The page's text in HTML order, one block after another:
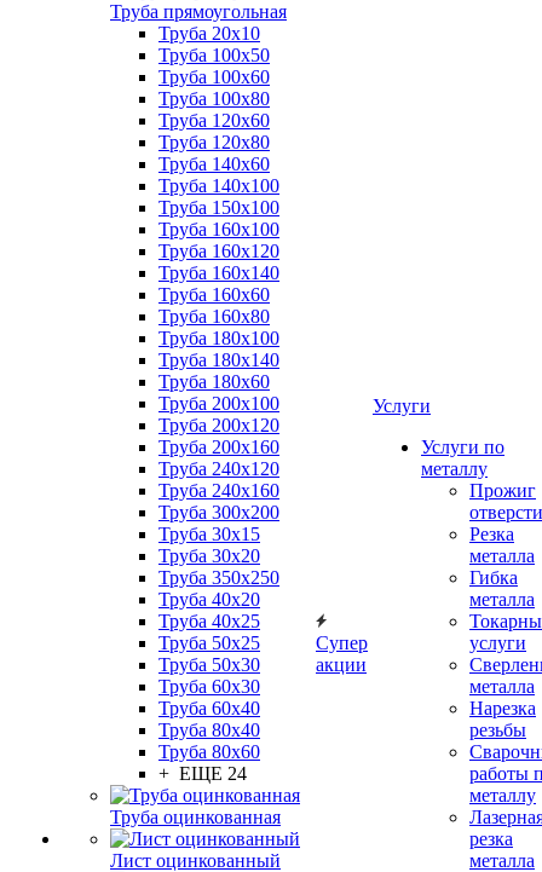
Труба прямоугольная
Труба 20x10
Труба 100x50
Труба 100x60
Труба 100x80
Труба 120x60
Труба 120x80
Труба 140x60
Труба 140x100
Труба 150x100
Труба 160x100
Труба 160x120
Труба 160x140
Труба 160x60
Труба 160x80
Труба 180x100
Труба 180x140
Труба 180x60
Труба 200x100
Труба 200x120
Труба 200x160
Труба 240x120
Труба 240x160
Труба 300x200
Труба 30x15
Труба 30x20
Труба 350x250
Труба 40x20
Труба 40x25
Труба 50x25
Труба 50x30
Труба 60x30
Труба 60x40
Труба 80x40
Труба 80x60
+ ЕЩЕ 24
Труба оцинкованная
Лист оцинкованный
Супер
акции
Услуги
Услуги по
металлу
Прожиг
Резка
металла
Гибка
металла
услуги
металла
Нарезка
резьбы
работы
металлу
резка
металла